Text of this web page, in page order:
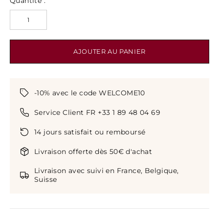
AJOUTER AU PANIER
-10% avec le code WELCOME10
Service Client FR +33 1 89 48 04 69
14 jours satisfait ou remboursé
Livraison offerte dès 50€ d'achat
Livraison avec suivi en France, Belgique,
Suisse